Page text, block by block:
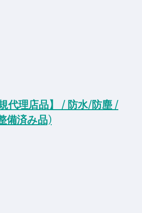
代理店品】 / 防水/防塵 /
備済み品)